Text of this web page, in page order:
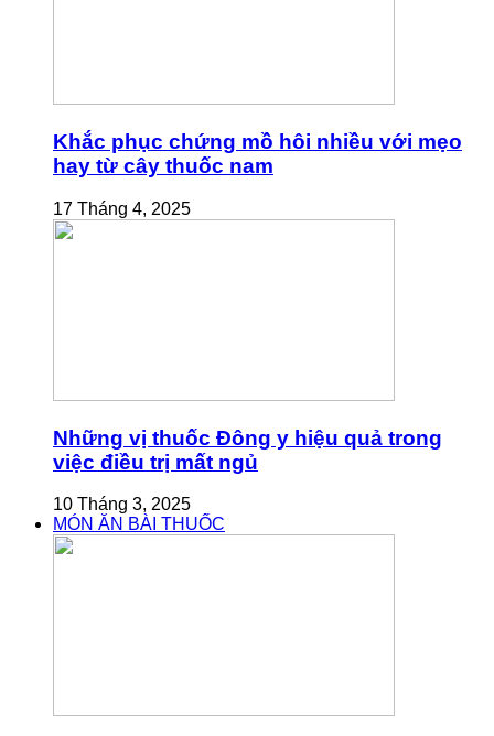
Khắc phục chứng mồ hôi nhiều với mẹo
hay từ cây thuốc nam
17 Tháng 4, 2025
Những vị thuốc Đông y hiệu quả trong
việc điều trị mất ngủ
10 Tháng 3, 2025
MÓN ĂN BÀI THUỐC